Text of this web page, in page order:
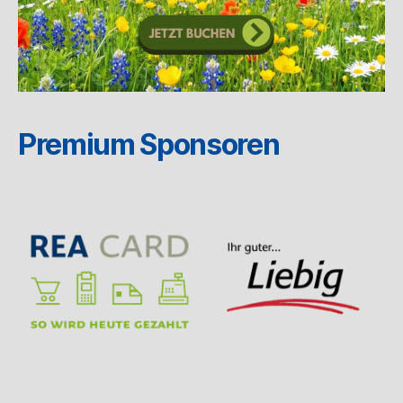
Premium Sponsoren